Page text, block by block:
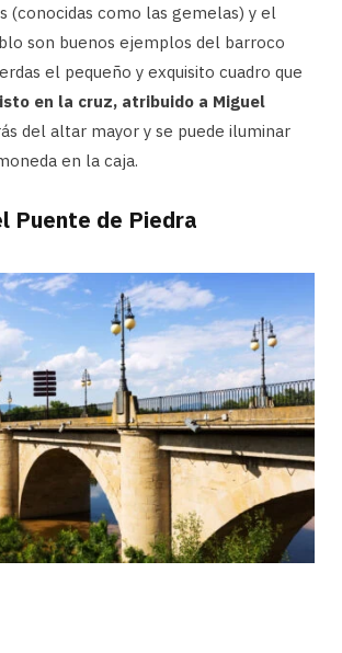
(conocidas como las gemelas) y el
son buenos ejemplos del barroco
el pequeño y exquisito cuadro que
en la cruz, atribuido a Miguel
del altar mayor y se puede iluminar
en la caja.
Puente de Piedra